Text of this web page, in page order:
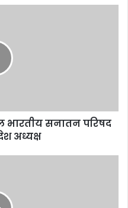
भारतीय सनातन परिषद
अध्यक्ष